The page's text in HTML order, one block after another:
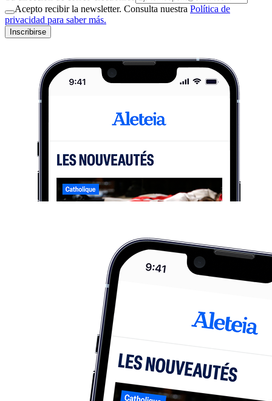
Acepto recibir la newsletter. Consulta nuestra Política de
privacidad para saber más.
Inscribirse